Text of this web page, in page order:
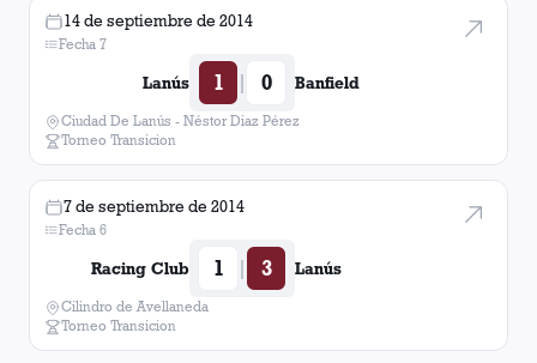
14 de septiembre de 2014
Fecha 7
Lanús 1 | 0 Banfield
Ciudad De Lanús - Néstor Diaz Pérez
Torneo Transicion
7 de septiembre de 2014
Fecha 6
Racing Club 1 | 3 Lanús
Cilindro de Avellaneda
Torneo Transicion